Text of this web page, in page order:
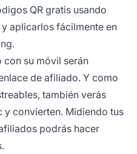
QR gratis usando
aplicarlos fácilmente en
con su móvil serán
de afiliado. Y como
también verás
y convierten. Midiendo tus
podrás hacer